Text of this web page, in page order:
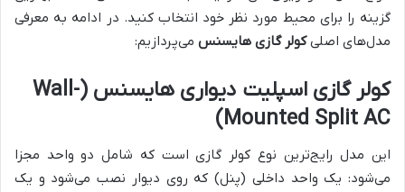
گزینه را برای محیط مورد نظر خود انتخاب کنید. در ادامه به معرفی
مدل‌های اصلیکولر گازی هایسنس می‌پردازیم:
کولر گازی اسپلیت دیواری هایسنس (Wall-
Mounted Split AC)
این مدل رایج‌ترین نوع کولر گازی است که شامل دو واحد مجزا
می‌شود: یک واحد داخلی (پنل) که روی دیوار نصب می‌شود و یک